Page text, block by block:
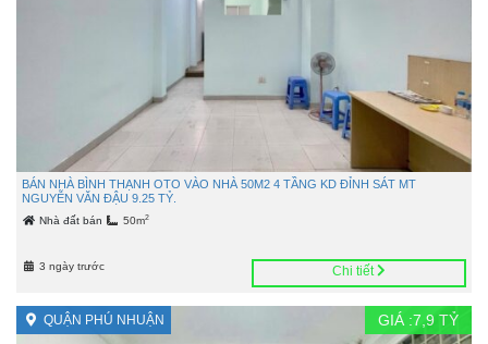
BÁN NHÀ BÌNH THẠNH OTO VÀO NHÀ 50M2 4 TẦNG KD ĐỈNH SÁT MT
NGUYỄN VĂN ĐẬU 9.25 TỶ.
Nhà đất bán 50m2
3 ngày trước Chi tiết
QUẬN PHÚ NHUẬN GIÁ :7,9 TỶ